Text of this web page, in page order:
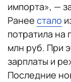
импорта», —
Ранее стало
потратила на
млн руб. При
зарплаты и
Последние